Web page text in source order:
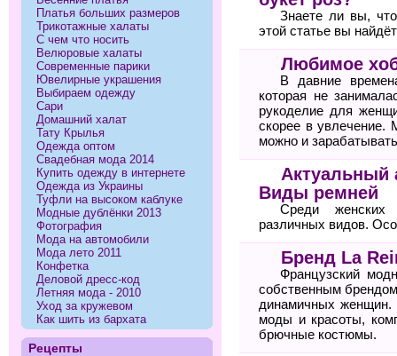
Знаете ли вы,
этой статье вы
Любимое
В давние
которая не
рукоделие для
скорее в увлечение.
можно и
Актуальный
Виды ремней
Среди женских
различных видов.
Бренд La
Французский
собственным
динамичных женщин.
моды и красоты,
брючные костюмы.
Платья больших размеров
Трикотажные халаты
С чем что носить
Велюровые халаты
Современные парики
Ювелирные украшения
Выбираем одежду
Сари
Домашний халат
Тату Крылья
Одежда оптом
Свадебная мода 2014
Купить одежду в интернете
Одежда из Украины
Туфли на высоком каблуке
Модные дублёнки 2013
Фотография
Мода на автомобили
Мода лето 2011
Конфетка
Деловой дресс-код
Летняя мода - 2010
Уход за кружевом
Как шить из бархата
Рецепты